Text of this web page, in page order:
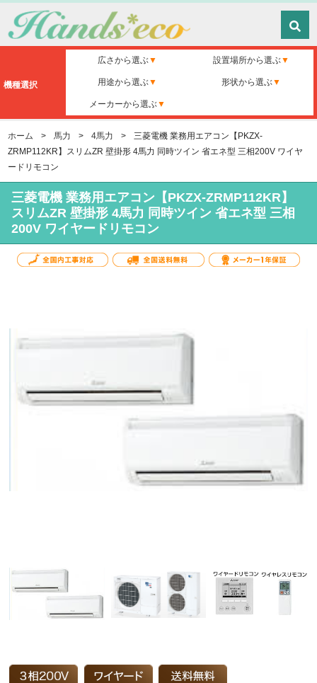
機種選択
広さから選ぶ 設置場所から選ぶ
用途から選ぶ 形状から選ぶ
メーカーから選ぶ
ホーム > 馬力 > 4馬力 >
三菱電機 業務用エアコン【PKZX-
ZRMP112KR】スリムZR 壁掛形 4馬力 同時ツイン 省エネ型 三相200V ワイヤ
ードリモコン
三菱電機 業務用エアコン【PKZX-ZRMP112KR】
スリムZR 壁掛形 4馬力 同時ツイン 省エネ型 三相
200V ワイヤードリモコン